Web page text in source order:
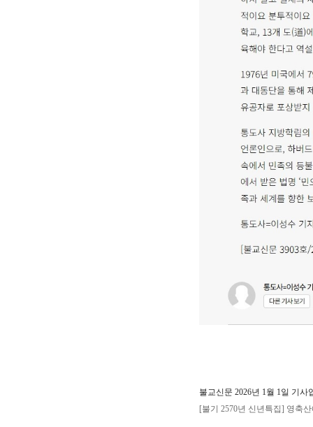
불교신문 2026년 1월 1일 기사
[불기 2570년 신년특집] 영축